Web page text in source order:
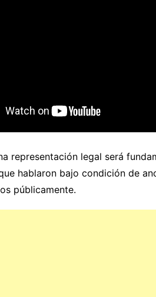
representación legal será
hablaron bajo condición de
públicamente.